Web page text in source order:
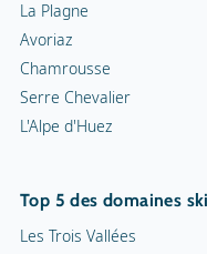
Chamrousse
Serre Chevalier
L'Alpe d'Huez
Tignes-Val d'Isère
Les Portes du Soleil